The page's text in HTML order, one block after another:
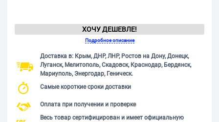
ХОЧУ ДЕШЕВЛЕ!
Подробное описание
Доставка в: Крым, ДНР, ЛНР, Ростов на Дону, Донецк,
Луганск, Мелитополь, Скадовск, Краснодар, Бердянск,
Мариуполь, Энергодар, Геническ.
Самые короткие сроки доставки
Оплата при получении и проверке
Весь товар сертифицирован и имеет официальную